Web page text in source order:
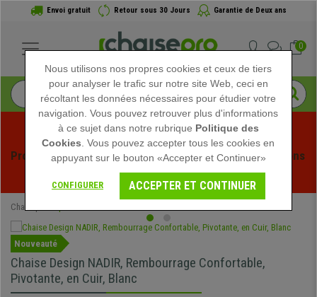
Envoi gratuit Retour sous 30 Jours Garantie de Deux ans
0
Profitez des soldes d'été chez Chaisepro ! Des réductions
exclusives pour une durée limitée - Voir l'offre
Chaisepro
Nouveauté
Chaise Design NADIR, Rembourrage Confortable,
Pivotante, en Cuir, Blanc
Nous utilisons nos propres cookies et ceux de tiers
pour analyser le trafic sur notre site Web, ceci en
récoltant les données nécessaires pour étudier votre
navigation. Vous pouvez retrouver plus d'informations
à ce sujet dans notre rubrique Politique des
Cookies . Vous pouvez accepter tous les cookies en
appuyant sur le bouton «Accepter et Continuer»
CONFIGURER ACCEPTER ET CONTINUER